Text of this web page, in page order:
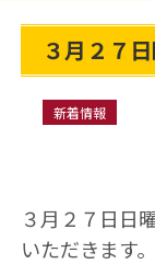
３月２７
新着情報
３月２７日日
いただきます